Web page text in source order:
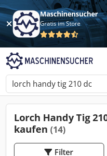
Maschinensucher
Gratis im Store
Lorch Handy Tig
kaufen (14)
Filter